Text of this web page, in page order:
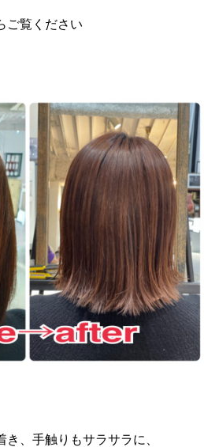
ご覧ください
、手触りもサラサラに、